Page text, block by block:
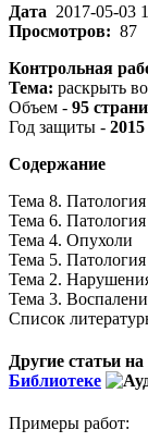
Дата 2017-05-03
Просмотров: 87
Контрольная
Тема: раскрыть
Объем - 95
Год защиты - 2015
Содержание
Тема 8.
Тема 6.
Тема 4. Опухоли
Тема 5.
Тема 2.
Тема 3.
Список
Другие статьи
Библиотеке
Примеры работ: